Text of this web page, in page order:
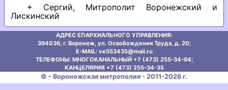
+ Сергий, Митрополит Воронежский и
Лискинский
АДРЕС ЕПАРХИАЛЬНОГО УПРАВЛЕНИЯ:
394036, г. Воронеж, ул. Освобождения Труда, д. 20;
E-MAIL: ve553435@mаil.ru
ТЕЛЕФОНЫ: МНОГОКАНАЛЬНЫЙ +7 (473) 255-34-94;
КАНЦЕЛЯРИЯ +7 (473) 255-34-35
© - Воронежская митрополия - 2011-2026 г.